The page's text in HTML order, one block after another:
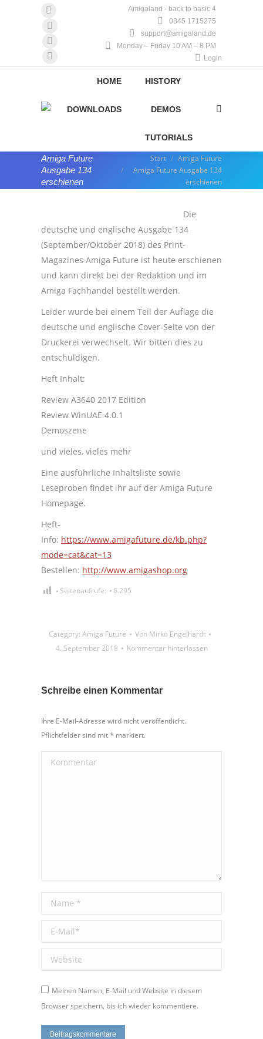
Facebook
page
opens
in
YouTube
page
opens
window
Whatsapp
page
new
E-
opens
window
Amigaland - back to basic 4
0345 1715275
support@amigaland.de
Monday – Friday 10 AM – 8 PM
Login
HOME HISTORY
DOWNLOADS DEMOS
TUTORIALS
Search:
Amiga Future
Ausgabe 134
erschienen
Sie befinden sich hier:
Start
Amiga Future
Amiga Future Ausgabe 134
erschienen
Die
deutsche und englische Ausgabe 134
(September/Oktober 2018) des Print-
Magazines Amiga Future ist heute erschienen
und kann direkt bei der Redaktion und im
Amiga Fachhandel bestellt werden.
Leider wurde bei einem Teil der Auflage die
deutsche und englische Cover-Seite von der
Druckerei verwechselt. Wir bitten dies zu
entschuldigen.
Heft Inhalt:
Review A3640 2017 Edition
Review WinUAE 4.0.1
Demoszene
und vieles, vieles mehr
Eine ausführliche Inhaltsliste sowie
Leseproben findet ihr auf der Amiga Future
Homepage.
Heft-
Info: https://www.amigafuture.de/kb.php?
mode=cat&cat=13
Bestellen: http://www.amigashop.org
Seitenaufrufe: 6.295
Category: Amiga Future Von Mirko Engelhardt
4. September 2018
Kommentar hinterlassen
Schreibe einen Kommentar
Ihre E-Mail-Adresse wird nicht veröffentlicht.
Pflichtfelder sind mit* markiert.
Kommentar
Name *
E-Mail *
Website
Meinen Namen, E-Mail und Website in diesem
Browser speichern, bis ich wieder kommentiere.
Beitragskommentare